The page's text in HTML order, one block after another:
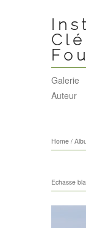
Galerie
Auteur
Home /
Echasse